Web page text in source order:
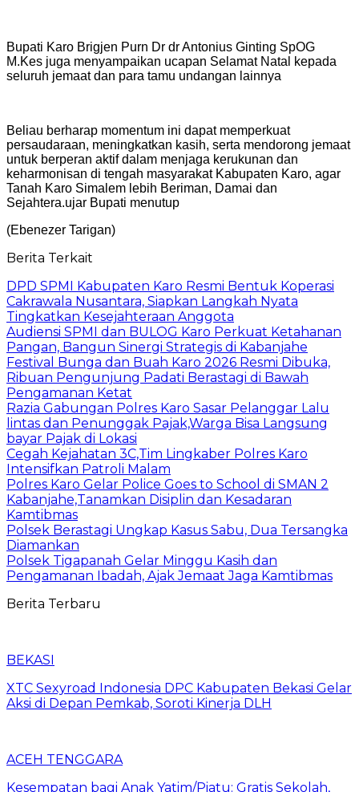
Bupati Karo Brigjen Purn Dr dr Antonius Ginting SpOG
M.Kes juga menyampaikan ucapan Selamat Natal kepada
seluruh jemaat dan para tamu undangan lainnya
Beliau berharap momentum ini dapat memperkuat
persaudaraan, meningkatkan kasih, serta mendorong jemaat
untuk berperan aktif dalam menjaga kerukunan dan
keharmonisan di tengah masyarakat Kabupaten Karo, agar
Tanah Karo Simalem lebih Beriman, Damai dan
Sejahtera.ujar Bupati menutup
(Ebenezer Tarigan)
Berita Terkait
DPD SPMI Kabupaten Karo Resmi Bentuk Koperasi
Cakrawala Nusantara, Siapkan Langkah Nyata
Tingkatkan Kesejahteraan Anggota
Audiensi SPMI dan BULOG Karo Perkuat Ketahanan
Pangan, Bangun Sinergi Strategis di Kabanjahe
Festival Bunga dan Buah Karo 2026 Resmi Dibuka,
Ribuan Pengunjung Padati Berastagi di Bawah
Pengamanan Ketat
Razia Gabungan Polres Karo Sasar Pelanggar Lalu
lintas dan Penunggak Pajak,Warga Bisa Langsung
bayar Pajak di Lokasi
Cegah Kejahatan 3C,Tim Lingkaber Polres Karo
Intensifkan Patroli Malam
Polres Karo Gelar Police Goes to School di SMAN 2
Kabanjahe,Tanamkan Disiplin dan Kesadaran
Kamtibmas
Polsek Berastagi Ungkap Kasus Sabu, Dua Tersangka
Diamankan
Polsek Tigapanah Gelar Minggu Kasih dan
Pengamanan Ibadah, Ajak Jemaat Jaga Kamtibmas
Berita Terbaru
BEKASI
XTC Sexyroad Indonesia DPC Kabupaten Bekasi Gelar
Aksi di Depan Pemkab, Soroti Kinerja DLH
ACEH TENGGARA
Kesempatan bagi Anak Yatim/Piatu: Gratis Sekolah,